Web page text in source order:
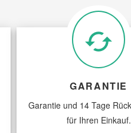
GARANTIE
Garantie und 14 Tage
für Ihren Einkauf.